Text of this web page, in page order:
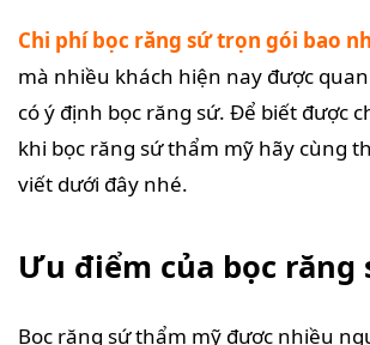
Chi phí bọc răng sứ trọn gói bao
mà nhiều khách hiện nay được
có ý định bọc răng sứ. Để biết được
khi bọc răng sứ thẩm mỹ hãy cùng
viết dưới đây nhé.
Ưu điểm của bọc răng
Bọc răng sứ thẩm mỹ được nhiều